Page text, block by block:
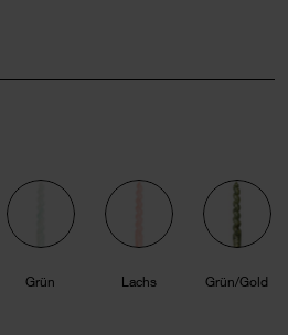
Grün Lachs Grün/Gold